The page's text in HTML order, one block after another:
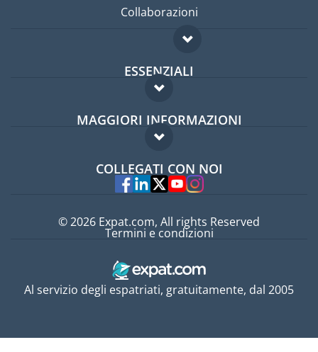
Collaborazioni
ESSENZIALI
Forum per expat
Guida per expat
MAGGIORI INFORMAZIONI
Domande frequenti
Esperti
COLLEGATI CON NOI
Al servizio degli espatriati, gratuitamente, dal 2005
© 2026 Expat.com, All rights Reserved
Termini e condizioni